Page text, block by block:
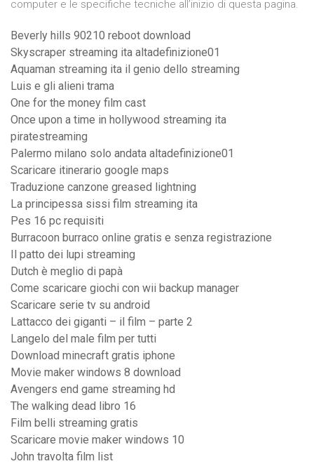
computer e le specifiche tecniche all’inizio di questa pagina.
Beverly hills 90210 reboot download
Skyscraper streaming ita altadefinizione01
Aquaman streaming ita il genio dello streaming
Luis e gli alieni trama
One for the money film cast
Once upon a time in hollywood streaming ita
piratestreaming
Palermo milano solo andata altadefinizione01
Scaricare itinerario google maps
Traduzione canzone greased lightning
La principessa sissi film streaming ita
Pes 16 pc requisiti
Burracoon burraco online gratis e senza registrazione
Il patto dei lupi streaming
Dutch è meglio di papà
Come scaricare giochi con wii backup manager
Scaricare serie tv su android
Lattacco dei giganti – il film – parte 2
Langelo del male film per tutti
Download minecraft gratis iphone
Movie maker windows 8 download
Avengers end game streaming hd
The walking dead libro 16
Film belli streaming gratis
Scaricare movie maker windows 10
John travolta film list